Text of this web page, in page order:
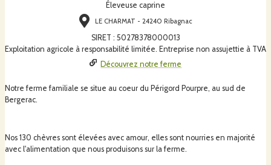
Éleveuse caprine
LE CHARMAT - 24240 Ribagnac
SIRET : 50278378000013
Exploitation agricole à responsabilité limitée. Entreprise non assujettie à TVA
Découvrez notre ferme
Notre ferme familiale se situe au coeur du Périgord Pourpre, au sud de
Bergerac.
Nos 130 chèvres sont élevées avec amour, elles sont nourries en majorité
avec l'alimentation que nous produisons sur la ferme.